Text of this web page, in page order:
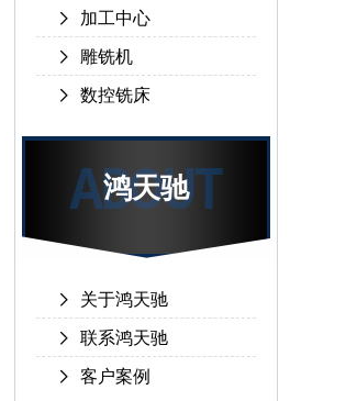
加工中心
雕铣机
数控铣床
鸿天驰
关于鸿天驰
联系鸿天驰
客户案例